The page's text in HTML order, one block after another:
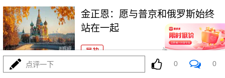
金正恩：愿与普京和俄罗斯始终
站在一起
最热 阅读 21948
美国扣押俄罗斯油轮意欲何为
点评一下 0 0